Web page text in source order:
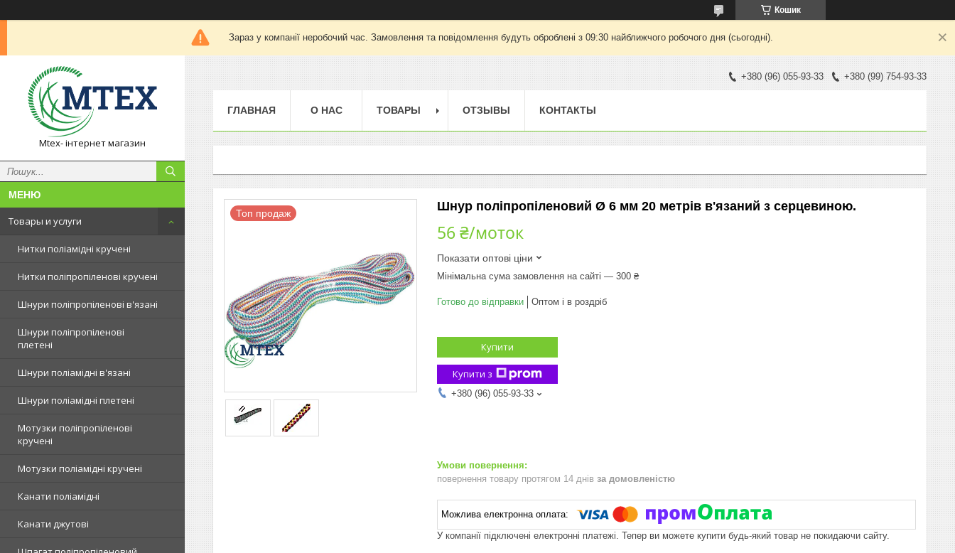
Кошик
Зараз у компанії неробочий час. Замовлення та повідомлення будуть оброблені з 09:30 найближчого робочого дня (сьогодні).
Mtex- інтернет магазин
Товары и услуги
Нитки поліамідні кручені
Нитки поліпропіленові кручені
Шнури поліпропіленові в'язані
Шнури поліпропіленові
плетені
Шнури поліамідні в'язані
Шнури поліамідні плетені
Мотузки поліпропіленові
кручені
Мотузки поліамідні кручені
Канати поліамідні
Канати джутові
+380 (96) 055-93-33 +380 (99) 754-93-33
ГЛАВНАЯ О НАС ТОВАРЫ ОТЗЫВЫ КОНТАКТЫ
Топ продаж Шнур поліпропіленовий Ø 6 мм 20 метрів в'язаний з серцевиною.
56 ₴/моток
Показати оптові ціни
Мінімальна сума замовлення на сайті — 300 ₴
Готово до відправки Оптом і в роздріб
Купити
Купити з
+380 (96) 055-93-33
повернення товару протягом 14 днів за домовленістю
У компанії підключені електронні платежі. Тепер ви можете купити будь-який товар не покидаючи сайту.